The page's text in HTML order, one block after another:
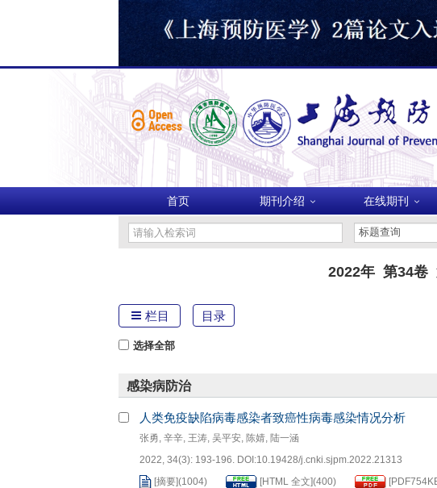
首页 期刊介绍 在线期刊
2022年 第34卷
栏目 目录
选择全部
感染病防治
人类免疫缺陷病毒感染者致癌性病毒感染情况分析
张勇, 辛辛, 王涛, 吴平安, 陈婧, 陆一涵
2022, 34(3): 193-196. DOI:10.19428/j.cnki.sjpm.2022.21313
[摘要](1004) [HTML 全文](400) [PDF